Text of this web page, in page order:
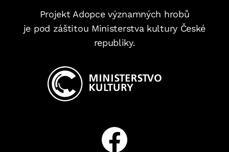
Projekt Adopce významných hrobů
je pod záštitou Ministerstva kultury České
republiky.
Facebook